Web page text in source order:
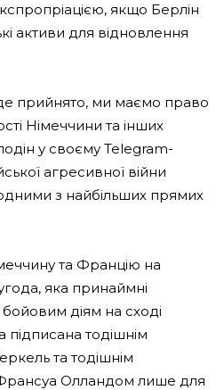
якщо Берлін
активи для відновлення
прийнято, ми маємо право
Німеччини та інших
у своєму Telegram-
агресивної війни
одними з найбільших прямих
та Францію на
яка принаймні
діям на сході
підписана тодішнім
та тодішнім
Олландом лише для